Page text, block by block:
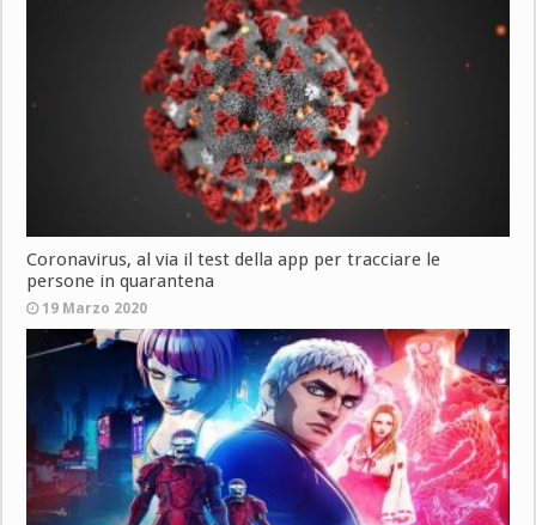
Coronavirus, al via il test della app per tracciare le
persone in quarantena
19 Marzo 2020